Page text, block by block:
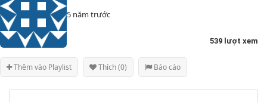
5 năm trước
539 lượt xem
Thêm vào Playlist Thích (0) Báo cáo